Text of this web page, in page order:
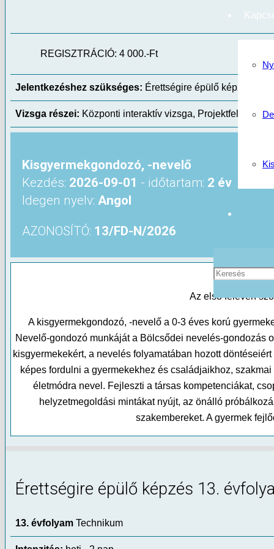
REGISZTRÁCIÓ: 4 000.-Ft
Jelentkezéshez szükséges: Érettségire épülő képzés,
Vizsga részei: Központi interaktív vizsga, Projektfeladat
Kisgyermekgondozó, -nevelő
Kezdés: 2026-09-01 - időtartam: 2 év
Idegen nyelv: Angol
AZONOSÍTÓ: 13/FD-N/2026
Az első féléven
A kisgyermekgondozó, -nevelő a 0-3 éves korú
Nevelő-gondozó munkáját a Bölcsődei nevelés-gondozás
kisgyermekekért, a nevelés folyamatában hozott
képes fordulni a gyermekekhez és családjaikhoz,
életmódra nevel. Fejleszti a társas kompetenciákat,
helyzetmegoldási mintákat nyújt, az önálló
szakembereket. A gyermek
Érettségire épülő képzés 13.
13. évfolyam Technikum